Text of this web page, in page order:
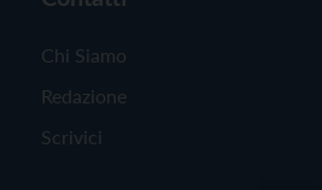
Chi Siamo
Redazione
Scrivici